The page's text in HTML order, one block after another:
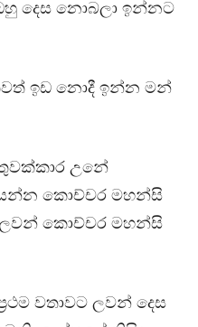
දෙස නොබලා ඉන්නට
ඉඩ නොදී ඉන්න මන්
උනේ
කොච්චර මහන්සි
ලවන් කොච්චර මහන්සි
වතාවට ලවන් දෙස